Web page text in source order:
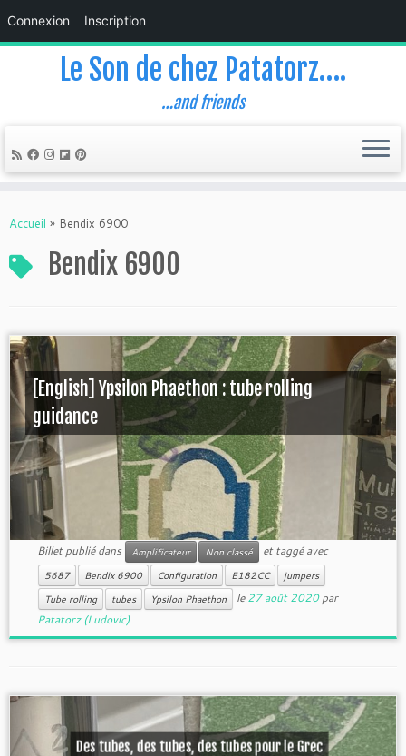
Connexion Inscription
Le Son de chez Patatorz….
…and friends
Accueil » Bendix 6900
Bendix 6900
[English] Ypsilon Phaethon : tube rolling
guidance
Billet publié dans Amplificateur Non classé et taggé avec
5687 Bendix 6900 Configuration E182CC
jumpers
Tube rolling
tubes Ypsilon Phaethon le27 août 2020 par
Patatorz (Ludovic)
Des tubes, des tubes, des tubes pour le Grec